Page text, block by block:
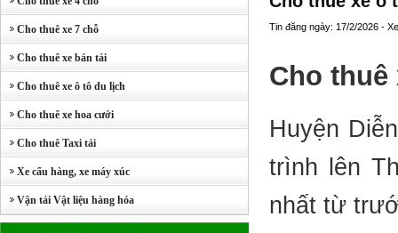
Cho thuê xe 7 chỗ
Cho thuê xe bán tải
Cho thuê xe ô tô du lịch
Cho thuê xe hoa cưới
Cho thuê Taxi tải
Xe cẩu hàng, xe máy xúc
Vận tải Vật liệu hàng hóa
Tin đăng ngày: 17/2/2026 -
Cho thuê
Huyện
trình lên
nhất từ